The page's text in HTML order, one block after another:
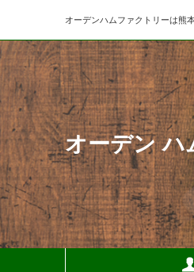
オーデンハムファクトリーは熊
オーデン ハ